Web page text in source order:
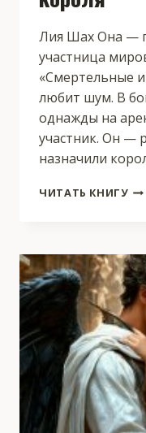
Лия Шах Она —
участница
«Смертельные
любит шум. В
однажды на
участник. Он —
назначили
ЧИТАТЬ КНИГУ